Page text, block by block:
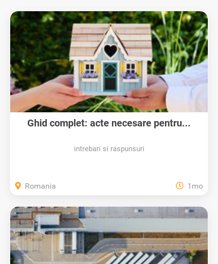
Ghid complet: acte necesare pentru...
intrebari si raspunsuri
Romania 1mo